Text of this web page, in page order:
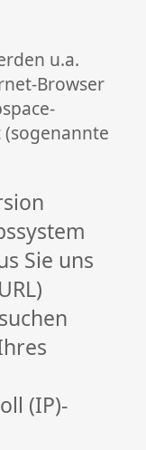
u.a.
Browser
Sie uns
(IP)-